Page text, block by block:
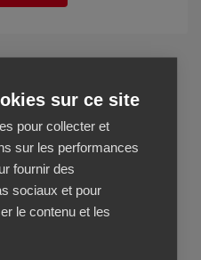
sur ce site
pour collecter et
sur les performances
fournir des
sociaux et pour
le contenu et les